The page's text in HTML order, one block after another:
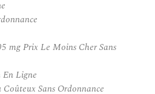
mg Prix Le Moins Cher Sans
En Ligne
Sans Ordonnance